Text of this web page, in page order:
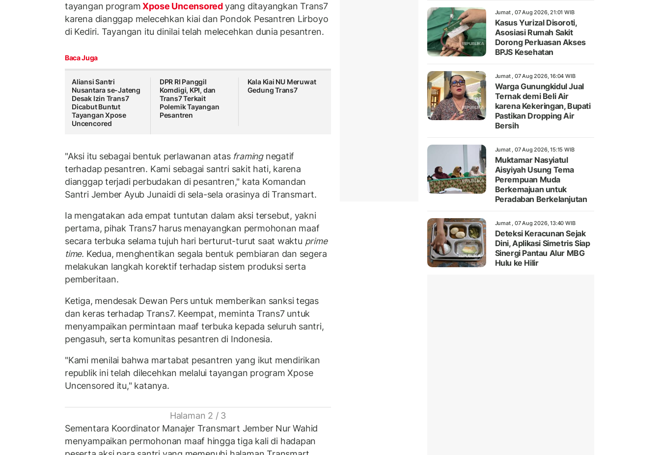
tayangan programXpose Uncensoredyang ditayangkan Trans7
karena dianggap melecehkan kiai dan Pondok Pesantren Lirboyo
di Kediri. Tayangan itu dinilai telah melecehkan dunia pesantren.
Baca Juga
Aliansi Santri
Nusantara se-Jateng
Desak Izin Trans7
Dicabut Buntut
Tayangan Xpose
Uncencored
DPR RI Panggil
Komdigi, KPI, dan
Trans7 Terkait
Polemik Tayangan
Pesantren
Kala Kiai NU Meruwat
Gedung Trans7
"Aksi itu sebagai bentuk perlawanan atas framingnegatif
terhadap pesantren. Kami sebagai santri sakit hati, karena
dianggap terjadi perbudakan di pesantren," kata Komandan
Santri Jember Ayub Junaidi di sela-sela orasinya di Transmart.
Ia mengatakan ada empat tuntutan dalam aksi tersebut, yakni
pertama, pihak Trans7 harus menayangkan permohonan maaf
secara terbuka selama tujuh hari berturut-turut saat waktu prime
time. Kedua, menghentikan segala bentuk pembiaran dan segera
melakukan langkah korektif terhadap sistem produksi serta
pemberitaan.
Ketiga, mendesak Dewan Pers untuk memberikan sanksi tegas
dan keras terhadap Trans7. Keempat, meminta Trans7 untuk
menyampaikan permintaan maaf terbuka kepada seluruh santri,
pengasuh, serta komunitas pesantren di Indonesia.
"Kami menilai bahwa martabat pesantren yang ikut mendirikan
republik ini telah dilecehkan melalui tayangan program Xpose
Uncensored itu," katanya.
Halaman 2 / 3
Sementara Koordinator Manajer Transmart Jember Nur Wahid
menyampaikan permohonan maaf hingga tiga kali di hadapan
Jumat , 07 Aug 2026, 21:01 WIB
Kasus Yurizal Disoroti,
Asosiasi Rumah Sakit
Dorong Perluasan Akses
BPJS Kesehatan
Jumat , 07 Aug 2026, 16:04 WIB
Warga Gunungkidul Jual
Ternak demi Beli Air
karena Kekeringan, Bupati
Pastikan Dropping Air
Bersih
Jumat , 07 Aug 2026, 15:15 WIB
Muktamar Nasyiatul
Aisyiyah Usung Tema
Perempuan Muda
Berkemajuan untuk
Peradaban Berkelanjutan
Jumat , 07 Aug 2026, 13:40 WIB
Deteksi Keracunan Sejak
Dini, Aplikasi Simetris Siap
Sinergi Pantau Alur MBG
Hulu ke Hilir